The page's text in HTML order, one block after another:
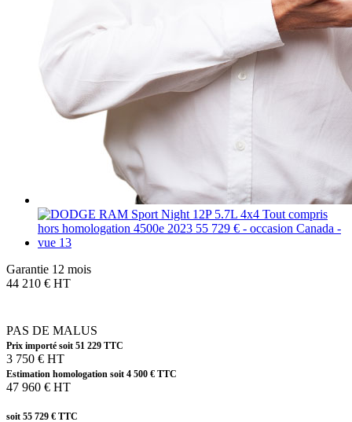
Garantie 12 mois
44 210 € HT
PAS DE MALUS
Prix importé soit 51 229 TTC
3 750 € HT
Estimation homologation soit 4 500 € TTC
47 960 € HT
soit 55 729 € TTC